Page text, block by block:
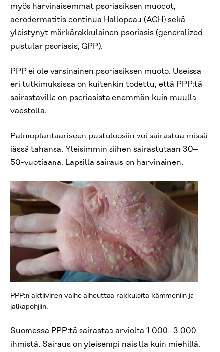
myös harvinaisemmat psoriasiksen muodot,
acrodermatitis continua Hallopeau (ACH) sekä
yleistynyt märkärakkulainen psoriasis (generalized
pustular psoriasis, GPP).
PPP ei ole varsinainen psoriasiksen muoto. Useissa
eri tutkimuksissa on kuitenkin todettu, että PPP:tä
sairastavilla on psoriasista enemmän kuin muulla
väestöllä.
Palmoplantaariseen pustuloosiin voi sairastua missä
iässä tahansa. Yleisimmin siihen sairastutaan 30–
50-vuotiaana. Lapsilla sairaus on harvinainen.
PPP:n aktiivinen vaihe aiheuttaa rakkuloita kämmeniin ja
jalkapohjiin.
Suomessa PPP:tä sairastaa arviolta 1 000–3 000
ihmistä. Sairaus on yleisempi naisilla kuin miehillä.